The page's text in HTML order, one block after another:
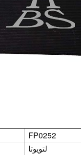
FP0252
لتويوتا